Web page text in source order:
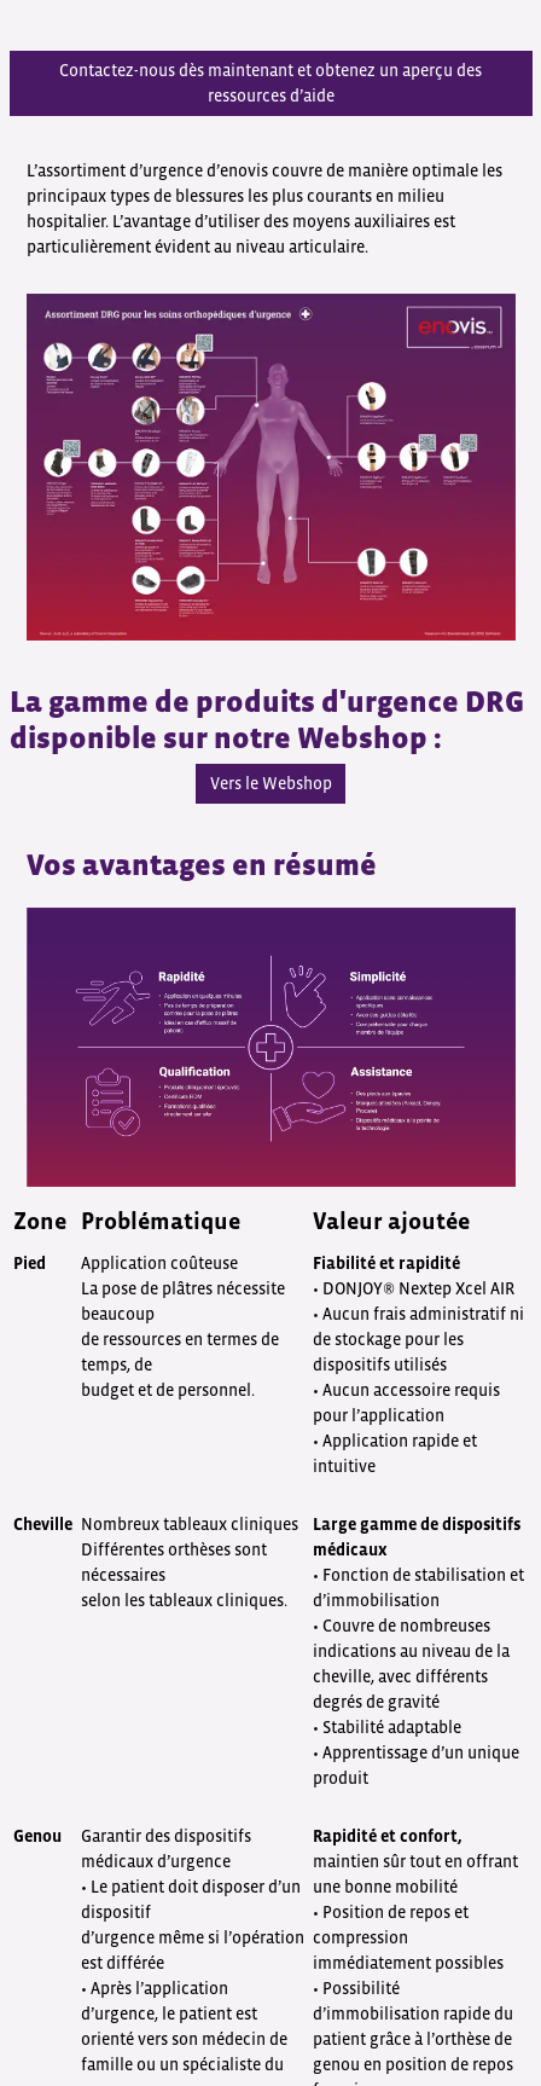
Contactez-nous dès maintenant et obtenez un aperçu des
ressources d’aide
L’assortiment d’urgence d’enovis couvre de manière optimale les
principaux types de blessures les plus courants en milieu
hospitalier. L’avantage d’utiliser des moyens auxiliaires est
particulièrement évident au niveau articulaire.
La gamme de produits d'urgence DRG
disponible sur notre Webshop :
Vers le Webshop
Vos avantages en résumé
Zone Problématique Valeur ajoutée
Pied
Application coûteuse
La pose de plâtres nécessite
beaucoup
de ressources en termes de
temps, de
budget et de personnel.
Fiabilité et rapidité
• DONJOY® Nextep Xcel AIR
• Aucun frais administratif ni
de stockage pour les
dispositifs utilisés
• Aucun accessoire requis
pour l’application
• Application rapide et
intuitive
Cheville Nombreux tableaux cliniques
Différentes orthèses sont
nécessaires
selon les tableaux cliniques.
Large gamme de dispositifs
médicaux
• Fonction de stabilisation et
d’immobilisation
• Couvre de nombreuses
indications au niveau de la
cheville, avec différents
degrés de gravité
• Stabilité adaptable
• Apprentissage d’un unique
produit
Genou
Garantir des dispositifs
médicaux d’urgence
• Le patient doit disposer d’un
dispositif
d’urgence même si l’opération
est différée
• Après l’application
d’urgence, le patient est
orienté vers son médecin de
famille ou un spécialiste du
Rapidité et confort,
maintien sûr tout en offrant
une bonne mobilité
• Position de repos et
compression
immédiatement possibles
• Possibilité
d’immobilisation rapide du
patient grâce à l’orthèse de
genou en position de repos